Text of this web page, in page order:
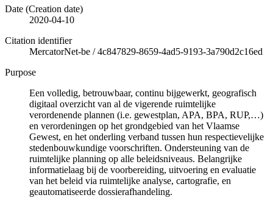
Date (Creation date)
2020-04-10
Citation identifier
MercatorNet-be /4c847829-8659-4ad5-9193-3a790d2c16ed
Purpose
Een volledig, betrouwbaar, continu bijgewerkt, geografisch
digitaal overzicht van al de vigerende ruimtelijke
verordenende plannen (i.e. gewestplan, APA, BPA, RUP,…)
en verordeningen op het grondgebied van het Vlaamse
Gewest, en het onderling verband tussen hun respectievelijke
stedenbouwkundige voorschriften. Ondersteuning van de
ruimtelijke planning op alle beleidsniveaus. Belangrijke
informatielaag bij de voorbereiding, uitvoering en evaluatie
van het beleid via ruimtelijke analyse, cartografie, en
geautomatiseerde dossierafhandeling.